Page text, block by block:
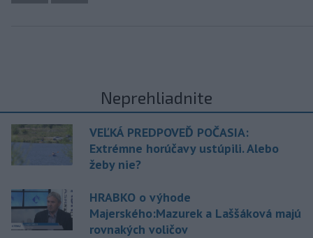
Neprehliadnite
VEĽKÁ PREDPOVEĎ POČASIA:
Extrémne horúčavy ustúpili. Alebo
žeby nie?
HRABKO o výhode
Majerského:Mazurek a Laššáková majú
rovnakých voličov